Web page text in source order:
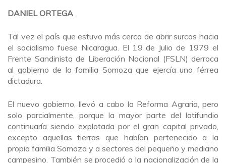
DANIEL ORTEGA
Tal vez el país que estuvo más cerca de abrir surcos hacia
el socialismo fuese Nicaragua. El 19 de Julio de 1979 el
Frente Sandinista de Liberación Nacional (FSLN) derroca
al gobierno de la familia Somoza que ejercía una férrea
dictadura.
El nuevo gobierno, llevó a cabo la Reforma Agraria, pero
solo parcialmente, porque la mayor parte del latifundio
continuaría siendo explotada por el gran capital privado,
excepto aquellas tierras que habían pertenecido a la
propia familia Somoza y a sectores del pequeño y mediano
campesino. También se procedió a la nacionalización de la